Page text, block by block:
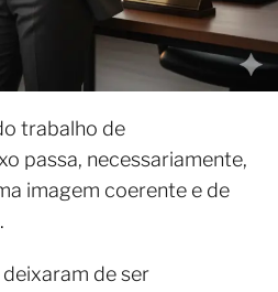
trabalho de
passa, necessariamente,
imagem coerente e de
de ser